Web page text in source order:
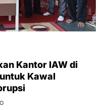
Kantor IAW di
Kawal